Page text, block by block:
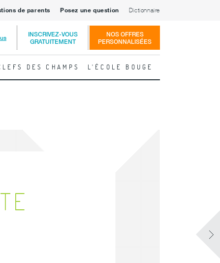
de parents Posez une question Dictionnaire
INSCRIVEZ-VOUS
GRATUITEMENT
NOS OFFRES
PERSONNALISÉES
DES CHAMPS L'ÉCOLE BOUGE